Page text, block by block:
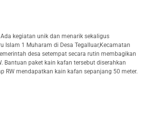
Ada kegiatan unik dan menarik sekaligus
Islam 1 Muharam di Desa Tegalluar,Kecamatan
desa setempat secara rutin membagikan
Bantuan paket kain kafan tersebut diserahkan
RW mendapatkan kain kafan sepanjang 50 meter.